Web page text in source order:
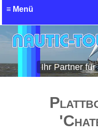
≡ Menü
Ihr Partner